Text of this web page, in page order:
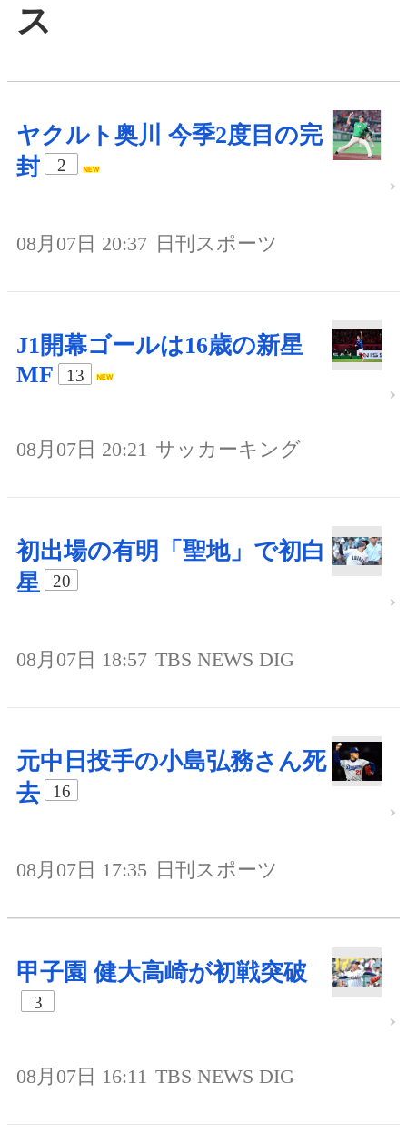
ス
ヤクルト奥川 今季2度目の完
封
2
08月07日 20:37 日刊スポーツ
J1開幕ゴールは16歳の新星
MF
13
08月07日 20:21 サッカーキング
初出場の有明「聖地」で初白
星
20
08月07日 18:57 TBS NEWS DIG
元中日投手の小島弘務さん死
去
16
08月07日 17:35 日刊スポーツ
甲子園 健大高崎が初戦突破
3
08月07日 16:11 TBS NEWS DIG